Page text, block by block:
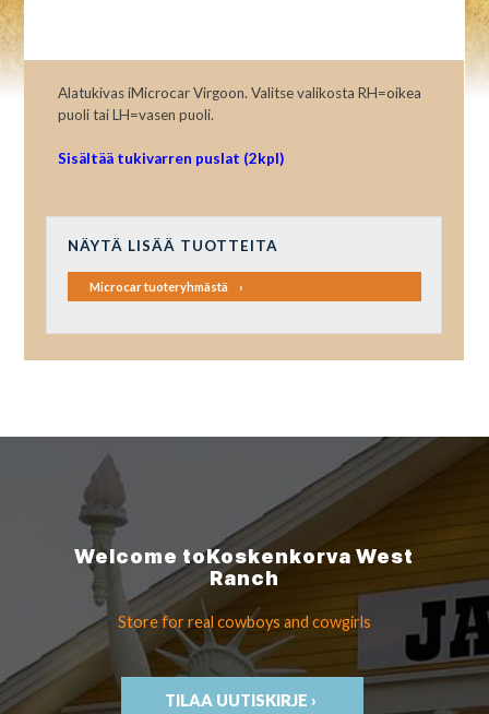
Alatukivas iMicrocar Virgoon. Valitse valikosta RH=oikea
puoli tai LH=vasen puoli.
Sisältää tukivarren puslat (2kpl)
NÄYTÄ LISÄÄ TUOTTEITA
Microcar tuoteryhmästä
Welcome toKoskenkorvaWest
Ranch
Store for real cowboys and cowgirls
TILAA UUTISKIRJE ›